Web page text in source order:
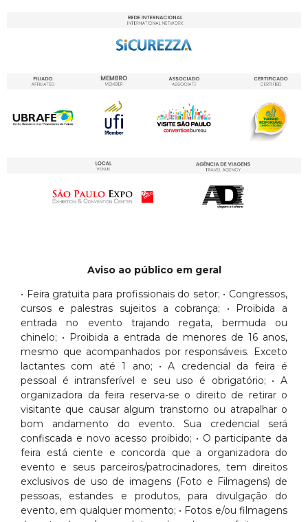
Aviso ao público em geral
• Feira gratuita para profissionais do setor; • Congressos,
cursos e palestras sujeitos a cobrança; • Proibida a
entrada no evento trajando regata, bermuda ou
chinelo; • Proibida a entrada de menores de 16 anos,
mesmo que acompanhados por responsáveis. Exceto
lactantes com até 1 ano; • A credencial da feira é
pessoal é intransferível e seu uso é obrigatório; • A
organizadora da feira reserva-se o direito de retirar o
visitante que causar algum transtorno ou atrapalhar o
bom andamento do evento. Sua credencial será
confiscada e novo acesso proibido; • O participante da
feira está ciente e concorda que a organizadora do
evento e seus parceiros/patrocinadores, tem direitos
exclusivos de uso de imagens (Foto e Filmagens) de
pessoas, estandes e produtos, para divulgação do
evento, em qualquer momento; • Fotos e/ou filmagens